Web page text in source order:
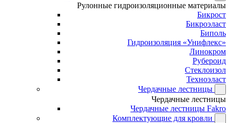
Рулонные гидроизоляционные материалы
Бикрост
Бикроэласт
Биполь
Гидроизоляция «Унифлекс»
Линокром
Рубероид
Стеклоизол
Техноэласт
Чердачные лестницы
Чердачные лестницы
Чердачные лестницы Fakro
Комплектующие для кровли